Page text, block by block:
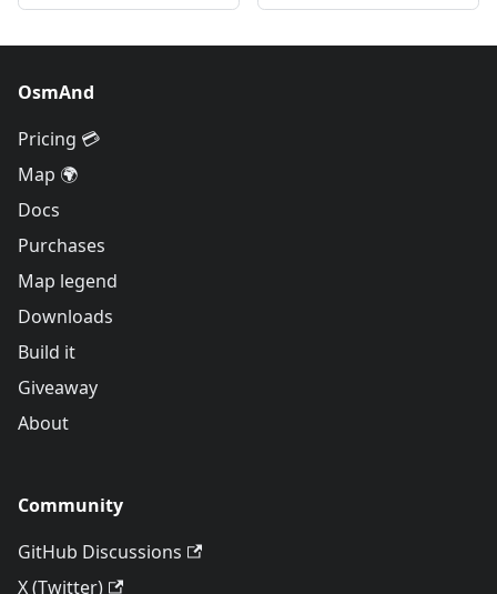
OsmAnd
Pricing 💳
Map 🌍
Docs
Purchases
Map legend
Downloads
Build it
Giveaway
About
Community
GitHub Discussions
X (Twitter)